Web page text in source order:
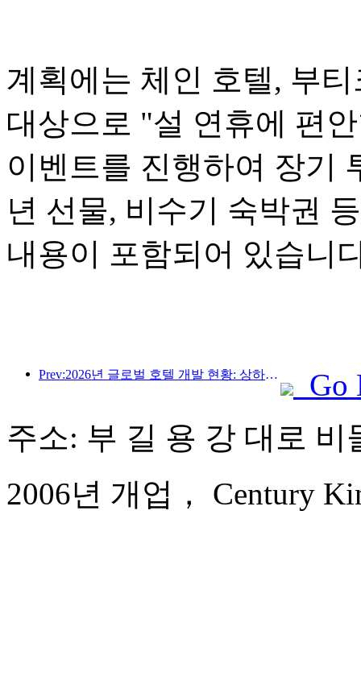
계획에는 체인 호텔, 부
대상으로 "설 연휴에 편
이벤트를 진행하여 장기
년 선물, 비수기 숙박권
내용이 포함되어 있습니
Prev:2026년 글로벌 호텔 개발 현황: 상하이, 신규 객실 증설 부문 1위 기록
Go
주소: 부 길 용 강 대로
2006년 개업， Century